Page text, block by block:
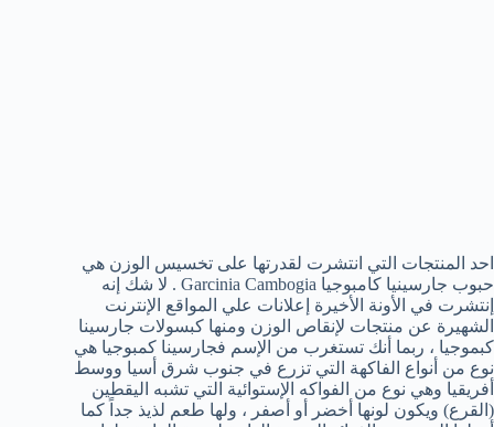
احد المنتجات التي انتشرت لقدرتها على تخسيس الوزن هي
حبوب جارسينيا كامبوجيا Garcinia Cambogia . لا شك إنه
إنتشرت في الأونة الأخيرة إعلانات علي المواقع الإنترنت
الشهيرة عن منتجات لإنقاص الوزن ومنها كبسولات جارسينا
كبموجيا ، ربما أنك تستغرب من الإسم فجارسينا كمبوجيا هي
نوع من أنواع الفاكهة التي تزرع في جنوب شرق أسيا ووسط
أفريقيا وهي نوع من الفواكه الإستوائية التي تشبه اليقطين
(القرع) ويكون لونها أخضر أو أصفر ، ولها طعم لذيذ جداً كما